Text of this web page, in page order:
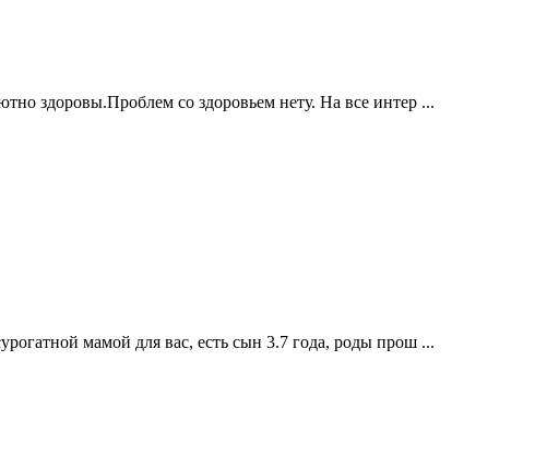
здоровы.Проблем со здоровьем нету. На все интер ...
мамой для вас, есть сын 3.7 года, роды прош ...